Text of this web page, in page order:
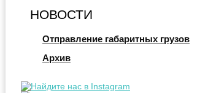
НОВОСТИ
Отправление габаритных грузов
Архив